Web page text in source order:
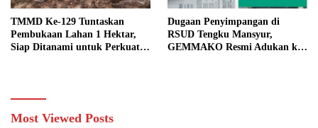
TMMD Ke-129 Tuntaskan
Pembukaan Lahan 1 Hektar,
Siap Ditanami untuk Perkuat
Dugaan Penyimpangan di
RSUD Tengku Mansyur,
GEMMAKO Resmi Adukan ke
Most Viewed Posts